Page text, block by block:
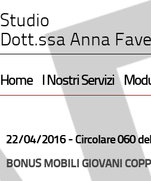
Studio
Dott.ssa Anna
Home I Nostri Servizi
22/04/2016 - Circolare 060
BONUS MOBILI GIOVANI